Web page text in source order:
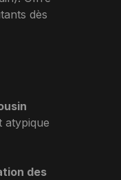
dès
atypique
des